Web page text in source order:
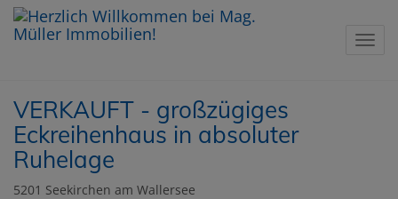
VERKAUFT - großzügiges
Eckreihenhaus in absoluter
Ruhelage
5201 Seekirchen am Wallersee